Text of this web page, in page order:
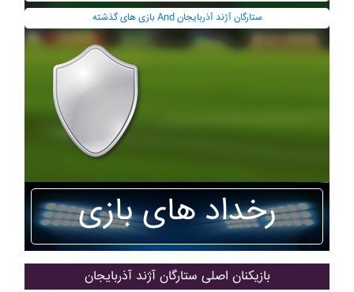
بازی های گذشته And ستارگان آژند آذربايجان
رخداد های بازی
بازیکنان اصلی ستارگان آژند آذربايجان